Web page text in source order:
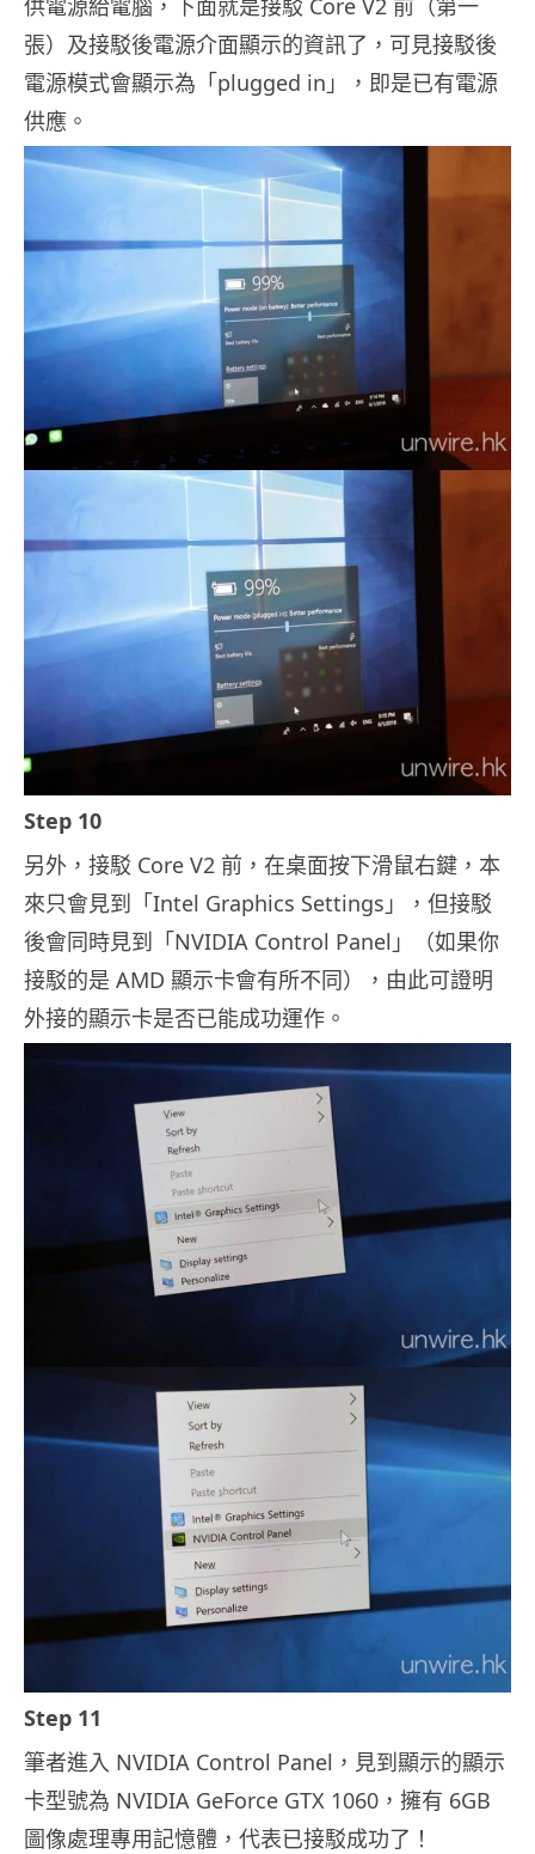
張）及接駁後電源介面顯示的資訊了，可見接駁後
電源模式會顯示為「plugged in」，即是已有電源
供應。
Step 10
另外，接駁 Core V2 前，在桌面按下滑鼠右鍵，本
來只會見到「Intel Graphics Settings」，但接駁
後會同時見到「NVIDIA Control Panel」（如果你
接駁的是 AMD 顯示卡會有所不同），由此可證明
外接的顯示卡是否已能成功運作。
Step 11
筆者進入 NVIDIA Control Panel，見到顯示的顯示
卡型號為 NVIDIA GeForce GTX 1060，擁有 6GB
圖像處理專用記憶體，代表已接駁成功了！